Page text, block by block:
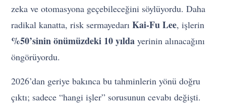
zeka ve otomasyona geçebileceğini söylüyordu. Daha
radikal kanatta, risk sermayedarıKai-Fu Lee, işlerin
%50’sinin önümüzdeki 10 yılda yerinin alınacağını
öngörüyordu.
2026’dan geriye bakınca bu tahminlerin yönü doğru
çıktı; sadece “hangi işler” sorusunun cevabı değişti.